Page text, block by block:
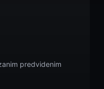
predvidenim